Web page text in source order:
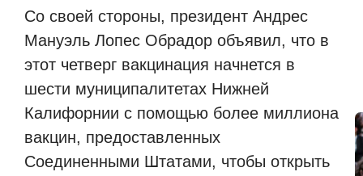
Со своей стороны, президент Андрес
Мануэль Лопес Обрадор объявил, что в
этот четверг вакцинация начнется в
шести муниципалитетах Нижней
Калифорнии с помощью более миллиона
вакцин, предоставленных
Соединенными Штатами, чтобы открыть